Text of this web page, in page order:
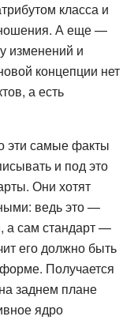
класса и
А еще —
изменений и
концепции нет
а есть
эти самые факты
и под это
Они хотят
ведь это —
а сам стандарт —
его должно быть
Получается
заднем плане
ядро